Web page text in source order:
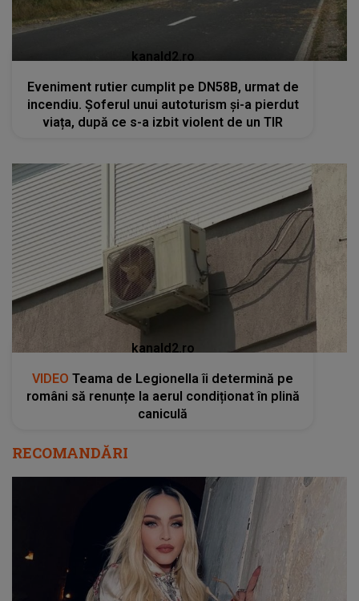
kanald2.ro
Eveniment rutier cumplit pe DN58B, urmat de
incendiu. Șoferul unui autoturism și-a pierdut
viața, după ce s-a izbit violent de un TIR
kanald2.ro
VIDEO Teama de Legionella îi determină pe
români să renunțe la aerul condiționat în plină
caniculă
RECOMANDĂRI